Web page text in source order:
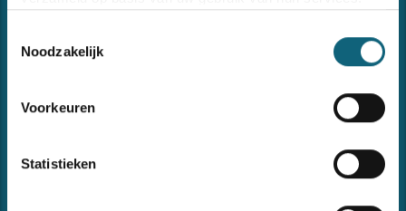
Bezoek onze
Noodzakelijk
Voorkeuren
Statistieken
CONNECTING THE DOTS
van uw managementsystemen of andere begeleidings- of
opleidingsvragen omtrent kwaliteit, veiligheid, milieu en